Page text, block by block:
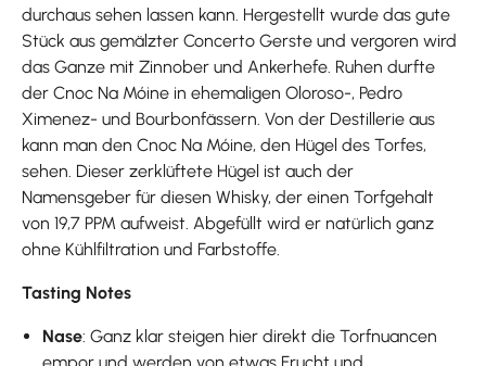
durchaus sehen lassen kann. Hergestellt wurde das gute
Stück aus gemälzter Concerto Gerste und vergoren wird
das Ganze mit Zinnober und Ankerhefe. Ruhen durfte
der Cnoc Na Móine in ehemaligen Oloroso-, Pedro
Ximenez- und Bourbonfässern. Von der Destillerie aus
kann man den Cnoc Na Móine, den Hügel des Torfes,
sehen. Dieser zerklüftete Hügel ist auch der
Namensgeber für diesen Whisky, der einen Torfgehalt
von 19,7 PPM aufweist. Abgefüllt wird er natürlich ganz
ohne Kühlfiltration und Farbstoffe.
Tasting Notes
Nase: Ganz klar steigen hier direkt die Torfnuancen
empor und werden von etwas Frucht und